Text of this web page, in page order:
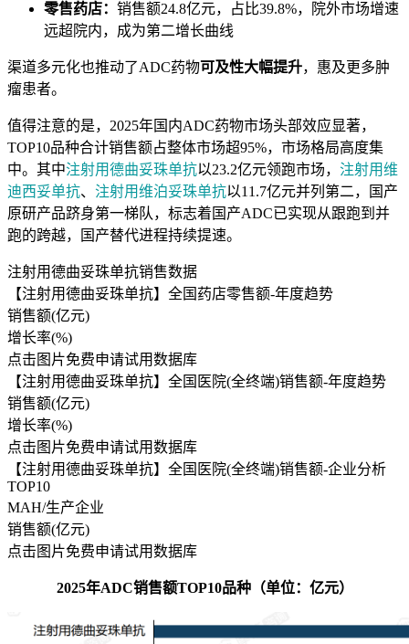
零售药店： 销售额24.8亿元，占比39.8%，院外市场增速
远超院内，成为第二增长曲线
渠道多元化也推动了ADC药物可及性大幅提升，惠及更多肿
瘤患者。
值得注意的是，2025年国内ADC药物市场头部效应显著，
TOP10品种合计销售额占整体市场超95%，市场格局高度集
中。其中注射用德曲妥珠单抗以23.2亿元领跑市场， 注射用维
迪西妥单抗、 注射用维泊妥珠单抗以11.7亿元并列第二，国产
原研产品跻身第一梯队，标志着国产ADC已实现从跟跑到并
跑的跨越，国产替代进程持续提速。
注射用德曲妥珠单抗销售数据
【注射用德曲妥珠单抗】全国药店零售额-年度趋势
销售额(亿元)
增长率(%)
点击图片免费申请试用数据库
【注射用德曲妥珠单抗】全国医院(全终端)销售额-年度趋势
销售额(亿元)
增长率(%)
点击图片免费申请试用数据库
【注射用德曲妥珠单抗】全国医院(全终端)销售额-企业分析
TOP10
MAH/生产企业
销售额(亿元)
点击图片免费申请试用数据库
2025年ADC销售额TOP10品种（单位：亿元）